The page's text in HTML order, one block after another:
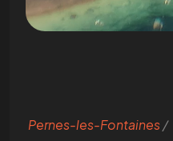
Pernes-les-Fontaines/